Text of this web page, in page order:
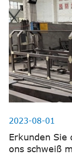
2023-08-01
Erkunden Sie
ons schweiß